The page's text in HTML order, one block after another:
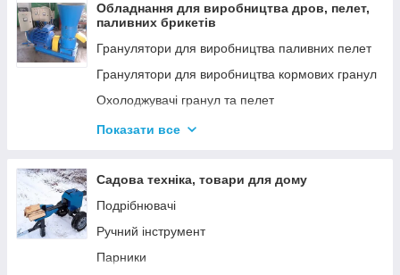
Котли електричні
Газові котли
Аксесуари для твердопаливних котлів
Обладнання для виробництва дров, пелет,
паливних брикетів
Гранулятори для виробництва паливних пелет
Гранулятори для виробництва кормових гранул
Охолоджувачі гранул та пелет
Подрібнювачі
Дровоколи
Показати все
Садова техніка, товари для дому
Подрібнювачі
Ручний інструмент
Парники